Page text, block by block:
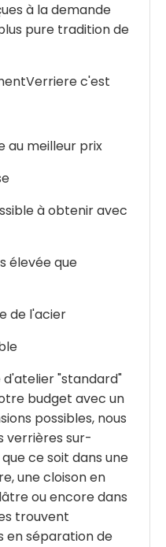
à la demande
pure tradition de
c'est
au meilleur prix
à obtenir avec
élevée que
de l'acier
"standard"
budget avec un
possibles, nous
verrières sur-
ce soit dans une
une cloison en
ou encore dans
trouvent
en séparation de